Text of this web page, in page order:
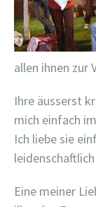
allen ihnen zur
Ihre äusserst
mich einfach
Ich liebe sie
leidenschaftlich
Eine meiner